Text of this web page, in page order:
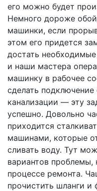
его можно будет
Немного дороже
машинки, если
этом его придется
достать необходимые
и наши мастера
машинку в рабочее
сделать
канализации — эту
успешно. Довольно
приходится
машинами, которые
сливать воду. Тут
вариантов
процессе ремонта.
прочистить шланги и